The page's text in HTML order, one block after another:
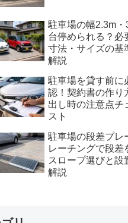
駐車場の幅2.3m・
台停められる？必
寸法・サイズの基
解説
駐車場を貸す前に
認！契約書の作り
出し時の注意点チ
スト
駐車場の段差プレ
レーチングで段差
スロープ選びと設
解説